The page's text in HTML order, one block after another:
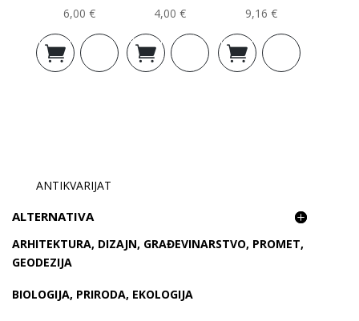
6,00 €
Dodaj u
košaricu
4,00€
Dodaj u
košaricu
9,16 €
Dodaj u
košaricu
ANTIKVARIJAT
ALTERNATIVA
ARHITEKTURA, DIZAJN, GRAĐEVINARSTVO, PROMET,
GEODEZIJA
BIOLOGIJA, PRIRODA, EKOLOGIJA